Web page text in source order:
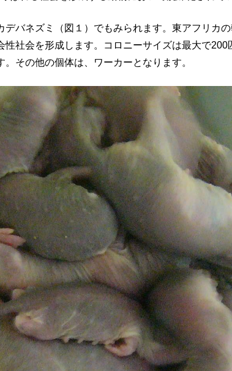
バネズミ（図１）でもみられます。東アフリカ
社会を形成します。コロニーサイズは最大で
その他の個体は、ワーカーとなります。